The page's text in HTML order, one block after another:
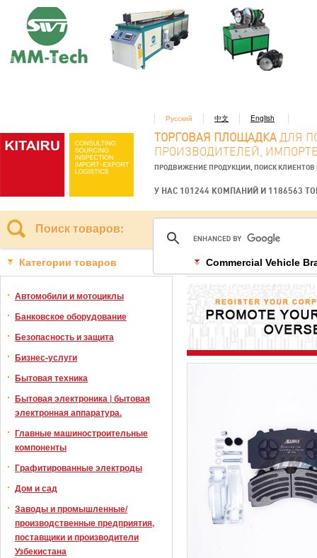
Русский 中文 English
ТОРГОВАЯ ПЛОЩАДКА ДЛЯ
ПРОИЗВОДИТЕЛЕЙ,
ПРОДВИЖЕНИЕ ПРОДУКЦИИ, ПОИСК КЛИЕНТОВ
У НАС 101244 КОМПАНИЙ И 1186563
Поиск товаров:
Категории товаров
Автомобили и мотоциклы
Банковское оборудование
Безопасность и защита
Бизнес-услуги
Бытовая техника
Бытовая электроника | бытовая
электронная аппаратура.
Главные машиностроительные
компоненты
Графитированные электроды
Дом и сад
Заводы и промышленные/
производственные предприятия,
поставщики и производители
Узбекистана
Commercial Vehicle